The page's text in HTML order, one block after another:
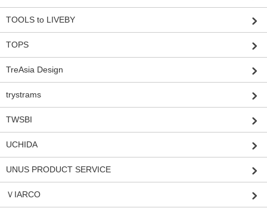
TOOLS to LIVEBY
TOPS
TreAsia Design
trystrams
TWSBI
UCHIDA
UNUS PRODUCT SERVICE
ＶIARCO